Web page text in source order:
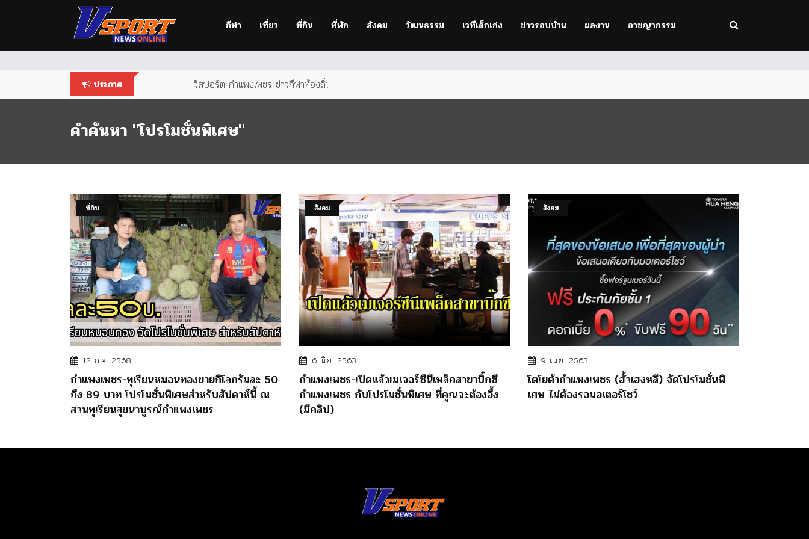
outdated
กีฬา เที่ยว ที่กิน ที่พัก สังคม วัฒนธรรม เวทีเด็กเก่ง ข่าวรอบบ้าน ผลงาน อาชญากรรม
ประกาศ วีสปอร์ต กำแพงเพชร ข่าวกีฬาท้องถิ่นเพื่อคนกำแพง
คำค้นหา "โปรโมชั่นพิเศษ"
ที่กิน
12 ก.ค. 2568
กำแพงเพชร-ทุเรียนหมอนทองขายกิโลกรัมละ 50
ถึง 89 บาท โปรโมชั่นพิเศษสำหรับสัปดาห์นี้ ณ
สวนทุเรียนสุขนาบูรณ์กำแพงเพชร
สังคม
6 มิ.ย. 2563
กำแพงเพชร-เปิดแล้วเมเจอร์ซีนีเพล็คสาขาบิ๊กซี
กำแพงเพชร กับโปรโมชั่นพิเศษ ที่คุณจะต้องอึ้ง
(มีคลิป)
สังคม
9 เม.ย. 2563
โตโยต้ากำแพงเพชร (ฮั้วเฮงหลี) จัดโปรโมชั่นพิ
เศษ ไม่ต้องรอมอเตอร์โชว์